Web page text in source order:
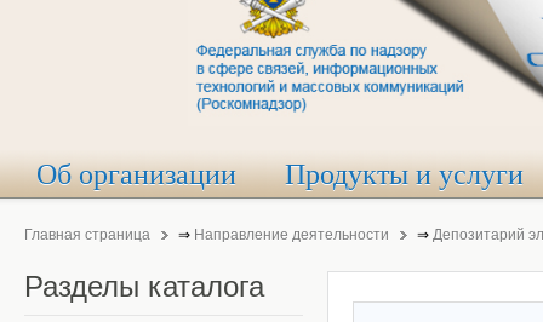
Об организации Продукты и услуги
Главная страница ⇒ Направление деятельности ⇒ Депозитарий
Разделы каталога